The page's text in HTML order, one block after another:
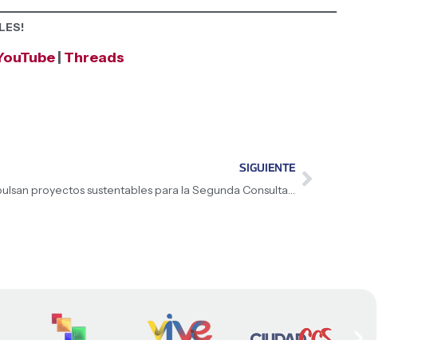
Threads
SIGUIENTE
Comunas de Caracas impulsan proyectos sustentables para la Segunda Consulta Nacional 2026